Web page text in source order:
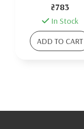
₴783
In Stock
ADD TO CART